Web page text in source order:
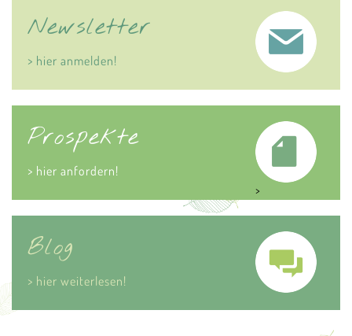
Newsletter
> hier anmelden!
Prospekte
> hier anfordern!
>
Blog
> hier weiterlesen!